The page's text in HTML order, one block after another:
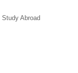
Study Abroad